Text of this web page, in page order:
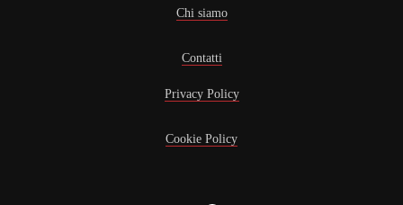
Chi siamo
Contatti
Privacy Policy
Cookie Policy